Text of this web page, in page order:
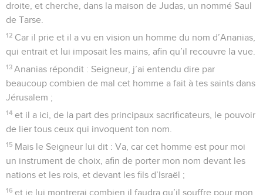
droite, et cherche, dans la maison de Judas, un nommé Saul
de Tarse.
12 Car il prie et il a vu en vision un homme du nom d’Ananias,
qui entrait et lui imposait les mains, afin qu’il recouvre la vue.
13 Ananias répondit : Seigneur, j’ai entendu dire par
beaucoup combien de mal cet homme a fait à tes saints dans
Jérusalem ;
14 et il a ici, de la part des principaux sacrificateurs, le pouvoir
de lier tous ceux qui invoquent ton nom.
15 Mais le Seigneur lui dit : Va, car cet homme est pour moi
un instrument de choix, afin de porter mon nom devant les
nations et les rois, et devant les fils d’Israël ;
16 et je lui montrerai combien il faudra qu’il souffre pour mon